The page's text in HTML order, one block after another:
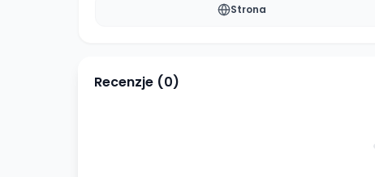
Strona
Recenzje (0)